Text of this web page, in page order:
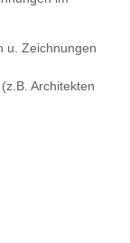
u. Zeichnungen
Architekten